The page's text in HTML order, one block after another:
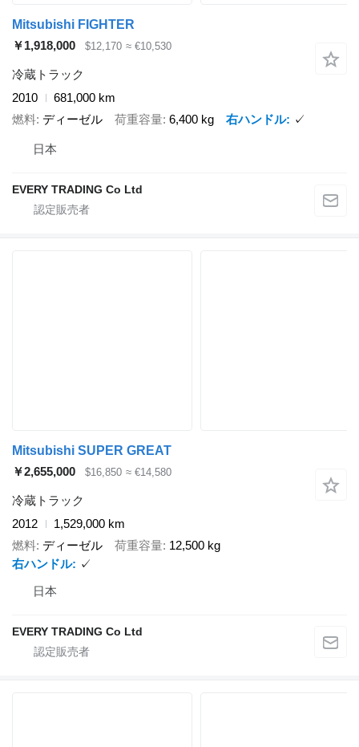
Mitsubishi FIGHTER
￥1,918,000
$12,170 ≈ €10,530
冷蔵トラック
2010
681,000 km
燃料 ディーゼル 荷重容量 6,400 kg 右ハンドル ✓
日本
EVERY TRADING Co Ltd
Mitsubishi SUPER GREAT
￥2,655,000
$16,850 ≈ €14,580
冷蔵トラック
2012
1,529,000 km
燃料 ディーゼル 荷重容量 12,500 kg
右ハンドル
✓
日本
EVERY TRADING Co Ltd